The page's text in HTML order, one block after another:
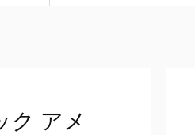
ク アメ